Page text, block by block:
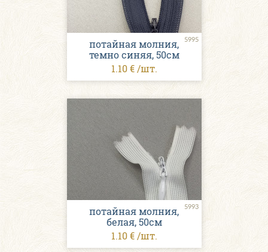
5995
потайная молния,
темно синяя, 50см
1.10 € /шт.
5993
потайная молния,
белая, 50см
1.10 € /шт.